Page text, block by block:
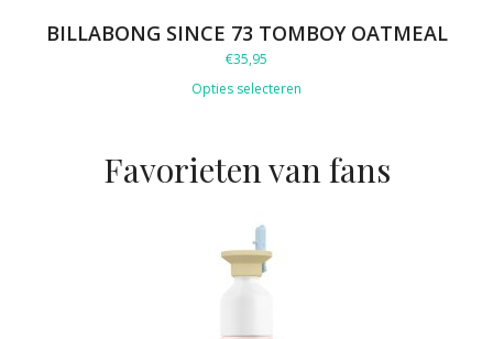
BILLABONG SINCE 73 TOMBOY OATMEAL
€35,95
Opties selecteren
Favorieten van fans